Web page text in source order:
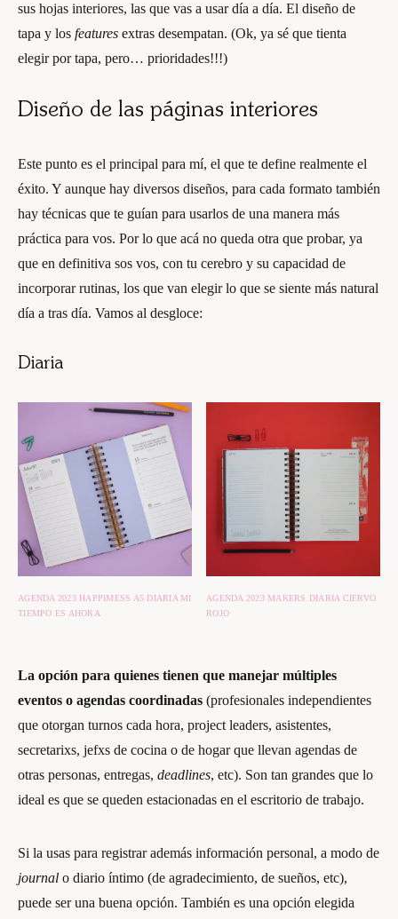
sus hojas interiores, las que vas a usar día a día. El diseño de
tapa y los features extras desempatan. (Ok, ya sé que tienta
elegir por tapa, pero… prioridades!!!)
Diseño de las páginas interiores
Este punto es el principal para mí, el que te define realmente el
éxito. Y aunque hay diversos diseños, para cada formato también
hay técnicas que te guían para usarlos de una manera más
práctica para vos. Por lo que acá no queda otra que probar, ya
que en definitiva sos vos, con tu cerebro y su capacidad de
incorporar rutinas, los que van elegir lo que se siente más natural
día a tras día. Vamos al desgloce:
Diaria
AGENDA 2023 HAPPIMESS A5 DIARIA MI
TIEMPO ES AHORA
AGENDA 2023 MAKERS DIARIA CIERVO
ROJO
La opción para quienes tienen que manejar múltiples
eventos o agendas coordinadas (profesionales independientes
que otorgan turnos cada hora, project leaders, asistentes,
secretarixs, jefxs de cocina o de hogar que llevan agendas de
otras personas, entregas, deadlines, etc). Son tan grandes que lo
ideal es que se queden estacionadas en el escritorio de trabajo.
Si la usas para registrar además información personal, a modo de
journal o diario íntimo (de agradecimiento, de sueños, etc),
puede ser una buena opción. También es una opción elegida